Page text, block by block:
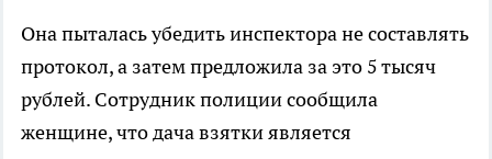
Она пыталась убедить инспектора не составлять
протокол, а затем предложила за это 5 тысяч
рублей. Сотрудник полиции сообщила
женщине, что дача взятки является